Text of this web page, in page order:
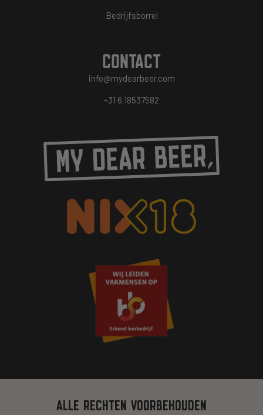
Bedrijfsborrel
CONTACT
info@mydearbeer.com
+31 6 18537582
ALLE RECHTEN VOORBEHOUDEN